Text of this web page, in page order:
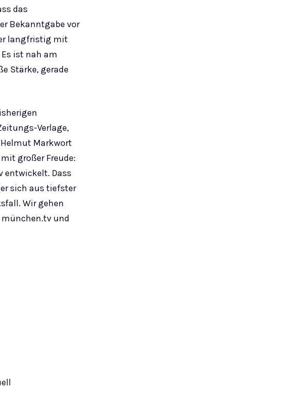
das
Bekanntgabe vor
langfristig mit
ist nah am
Stärke, gerade
Verlage,
Helmut Markwort
großer Freude:
entwickelt. Dass
sich aus tiefster
Wir gehen
münchen.tv und